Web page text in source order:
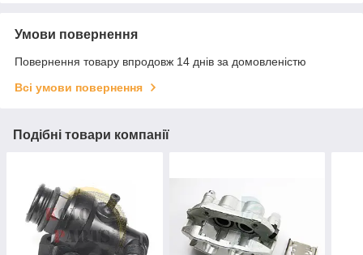
Умови повернення
Повернення товару впродовж 14 днів за домовленістю
Всі умови повернення
Подібні товари компанії